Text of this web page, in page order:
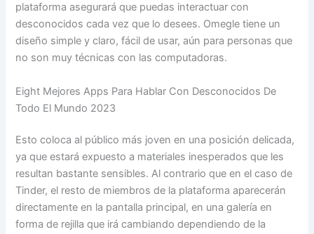
plataforma asegurará que puedas interactuar con
desconocidos cada vez que lo desees. Omegle tiene un
diseño simple y claro, fácil de usar, aún para personas que
no son muy técnicas con las computadoras.
Eight Mejores Apps Para Hablar Con Desconocidos De
Todo El Mundo 2023
Esto coloca al público más joven en una posición delicada,
ya que estará expuesto a materiales inesperados que les
resultan bastante sensibles. Al contrario que en el caso de
Tinder, el resto de miembros de la plataforma aparecerán
directamente en la pantalla principal, en una galería en
forma de rejilla que irá cambiando dependiendo de la